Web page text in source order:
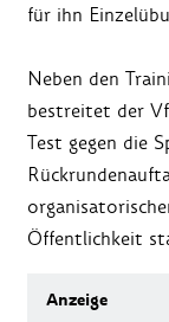
für ihn
Neben den
bestreitet der
Test gegen die
Öffentlichkeit